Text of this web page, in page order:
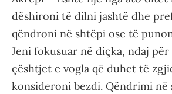
dëshironi të dilni jashtë dhe
qëndroni në shtëpi ose të
Jeni fokusuar në diçka, ndaj
çështjet e vogla që duhet të
konsideroni bezdi. Qëndrimi në